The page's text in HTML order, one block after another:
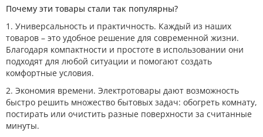
Почему эти товары стали так популярны?
1. Универсальность и практичность. Каждый из наших
товаров – это удобное решение для современной жизни.
Благодаря компактности и простоте в использовании они
подходят для любой ситуации и помогают создать
комфортные условия.
2. Экономия времени. Электротовары дают возможность
быстро решить множество бытовых задач: обогреть комнату,
постирать или очистить разные поверхности за считанные
минуты.